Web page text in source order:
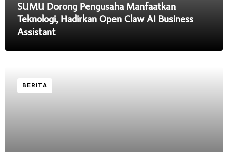
SUMU Dorong Pengusaha Manfaatkan
Teknologi, Hadirkan Open Claw AI Business
Assistant
BERITA